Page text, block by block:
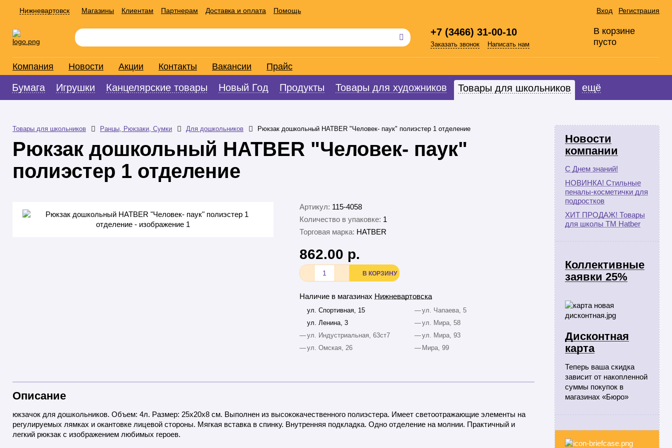
Вход Регистрация
Нижневартовск Магазины Клиентам Партнерам Доставка и оплата Помощь
+7 (3466) 31-00-10
Заказать звонок Написать нам
В корзине
пусто
Компания Новости Акции Контакты Вакансии Прайс
Бумага Игрушки Канцелярские товары Новый Год Продукты Товары для художников Товары для школьников ещё
Новости
компании
С Днем знаний!
НОВИНКА! Стильные
пеналы-косметички для
подростков
ХИТ ПРОДАЖ! Товары
для школы ТМ Hatber
Коллективные
заявки 25%
Дисконтная
карта
Теперь ваша скидка
зависит от накопленной
суммы покупок в
магазинах «Бюро»
Товары для школьников Ранцы, Рюкзаки, Сумки Для дошкольников Рюкзак дошкольный HATBER "Человек- паук" полиэстер 1 отделение
Рюкзак дошкольный HATBER "Человек- паук"
полиэстер 1 отделение
Артикул: 115-4058
Количество в упаковке: 1
Торговая марка: HATBER
862.00 р.
В КОРЗИНУ
Наличие в магазинах Нижневартовска
ул. Спортивная, 15 —ул. Чапаева, 5
ул. Ленина, 3
—ул. Мира, 58
—ул. Индустриальная, 63ст7 —ул. Мира, 93
—ул. Омская, 26 — Мира, 99
Описание
юкзачок для дошкольников. Объем: 4л. Размер: 25х20х8 см. Выполнен из высококачественного полиэстера. Имеет светоотражающие элементы на
регулируемых лямках и окантовке лицевой стороны. Мягкая вставка в спинку. Внутренняя подкладка. Одно отделение на молнии. Практичный и
легкий рюкзак с изображением любимых героев.